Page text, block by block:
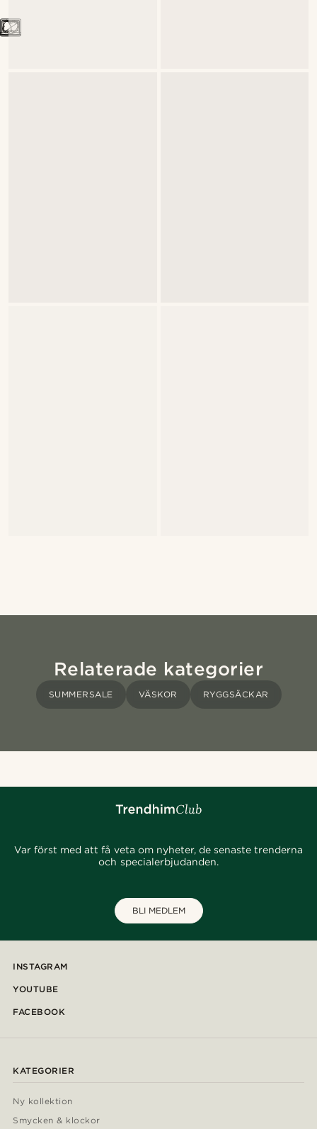
Relaterade kategorier
SUMMERSALE VÄSKOR RYGGSÄCKAR
Var först med att få veta om nyheter, de senaste trenderna
och specialerbjudanden.
BLI MEDLEM
INSTAGRAM
YOUTUBE
FACEBOOK
KATEGORIER
Ny kollektion
Smycken & klockor